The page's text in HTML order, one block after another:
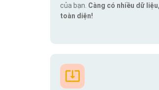
của bạn. Càng có nhiều dữ
toàn diện!